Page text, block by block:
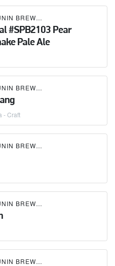
БАКУНИН / BAKUNIN BREWING CO.
#SPB2103 Pear
Pale Ale
БАКУНИН / BAKUNIN BREWING CO.
- Craft
БАКУНИН / BAKUNIN BREWING CO.
БАКУНИН / BAKUNIN BREWING CO.
БАКУНИН / BAKUNIN BREWING CO.